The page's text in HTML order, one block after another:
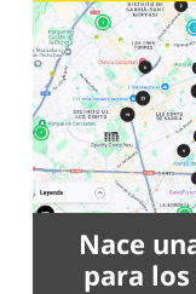
Nace
para